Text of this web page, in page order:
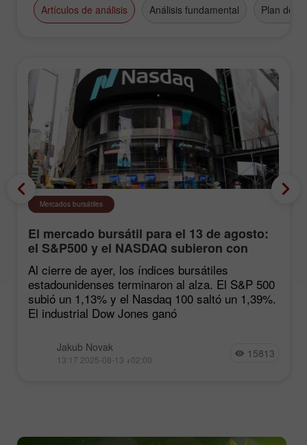
Artículos de análisis Análisis fundamental Plan de
Mercados bursátiles
El mercado bursátil para el 13 de agosto:
el S&P500 y el NASDAQ subieron con
fuerza tras las estadísticas de inflación
Al cierre de ayer, los índices bursátiles
estadounidenses terminaron al alza. El S&P 500
subió un 1,13% y el Nasdaq 100 saltó un 1,39%.
El industrial Dow Jones ganó
Jakub Novak
13:17 2025-08-13 +02:00 15813